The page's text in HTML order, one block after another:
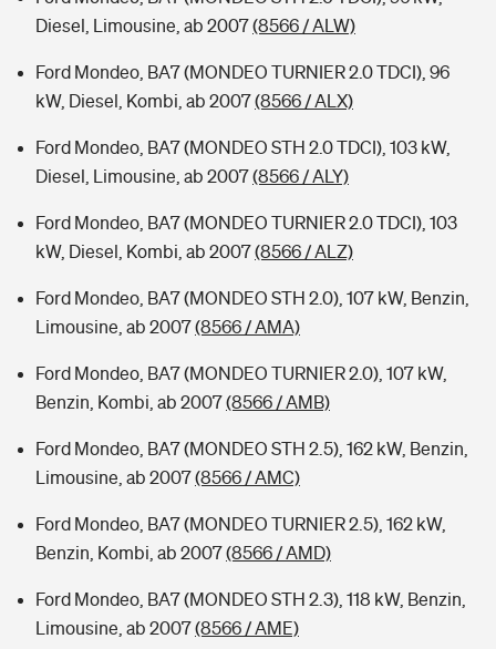
Diesel, Limousine, ab 2007(8566 / ALW)
Ford Mondeo, BA7 (MONDEO TURNIER 2.0 TDCI), 96
kW, Diesel, Kombi, ab 2007(8566 / ALX)
Ford Mondeo, BA7 (MONDEO STH 2.0 TDCI), 103 kW,
Diesel, Limousine, ab 2007(8566 / ALY)
Ford Mondeo, BA7 (MONDEO TURNIER 2.0 TDCI), 103
kW, Diesel, Kombi, ab 2007(8566 / ALZ)
Ford Mondeo, BA7 (MONDEO STH 2.0), 107 kW, Benzin,
Limousine, ab 2007(8566 / AMA)
Ford Mondeo, BA7 (MONDEO TURNIER 2.0), 107 kW,
Benzin, Kombi, ab 2007(8566 / AMB)
Ford Mondeo, BA7 (MONDEO STH 2.5), 162 kW, Benzin,
Limousine, ab 2007(8566 / AMC)
Ford Mondeo, BA7 (MONDEO TURNIER 2.5), 162 kW,
Benzin, Kombi, ab 2007(8566 / AMD)
Ford Mondeo, BA7 (MONDEO STH 2.3), 118 kW, Benzin,
Limousine, ab 2007(8566 / AME)